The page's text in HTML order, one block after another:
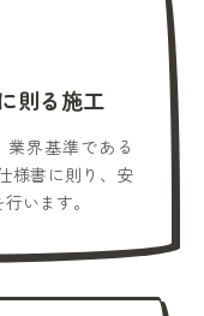
則る施工
界基準である
様書に則り、安
います。